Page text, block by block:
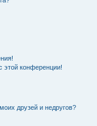
этой конференции!
друзей и недругов?